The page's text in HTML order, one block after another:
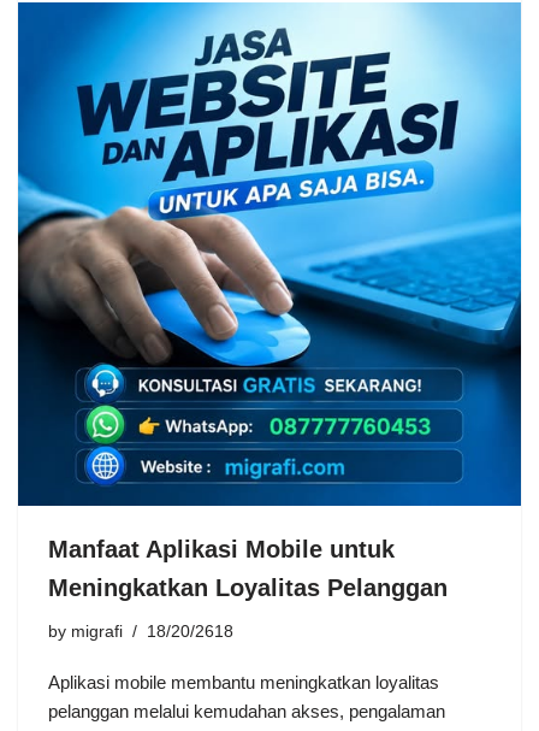
Manfaat Aplikasi Mobile untuk
Meningkatkan Loyalitas Pelanggan
by migrafi 18/20/2618
Aplikasi mobile membantu meningkatkan loyalitas
pelanggan melalui kemudahan akses, pengalaman